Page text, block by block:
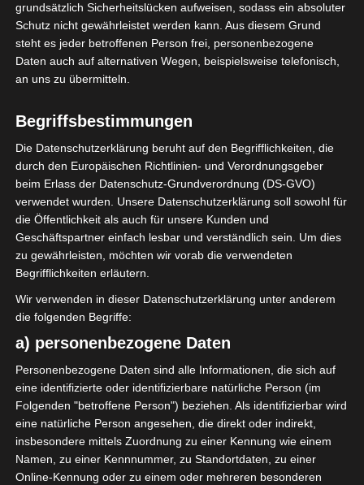
Ich habe zauberhafte Servietten
mit kleinen Häschen und
Blumen von Maileg* entdeckt,
die in der Osterzeit bestimmt
ganz hübsch auf der Kaffeetafel
aussehen werden.
Die süßen Motive wollte ich aber
noch anderweitig zu Geltung
bringen und so kam mir die
Idee, die hübschen Servietten-
Motive auf Kerzen in altrose zu
kleben.
grundsätzlich Sicherheitslücken aufweisen, sodass ein absoluter
Schutz nicht gewährleistet werden kann. Aus diesem Grund
steht es jeder betroffenen Person frei, personenbezogene
Daten auch auf alternativen Wegen, beispielsweise telefonisch,
an uns zu übermitteln.
Begriffsbestimmungen
Die Datenschutzerklärung beruht auf den Begrifflichkeiten, die
durch den Europäischen Richtlinien- und Verordnungsgeber
beim Erlass der Datenschutz-Grundverordnung (DS-GVO)
verwendet wurden. Unsere Datenschutzerklärung soll sowohl für
die Öffentlichkeit als auch für unsere Kunden und
Geschäftspartner einfach lesbar und verständlich sein. Um dies
zu gewährleisten, möchten wir vorab die verwendeten
Begrifflichkeiten erläutern.
Wir verwenden in dieser Datenschutzerklärung unter anderem
die folgenden Begriffe:
a) personenbezogene Daten
Personenbezogene Daten sind alle Informationen, die sich auf
eine identifizierte oder identifizierbare natürliche Person (im
Folgenden "betroffene Person") beziehen. Als identifizierbar wird
eine natürliche Person angesehen, die direkt oder indirekt,
insbesondere mittels Zuordnung zu einer Kennung wie einem
Namen, zu einer Kennnummer, zu Standortdaten, zu einer
Online-Kennung oder zu einem oder mehreren besonderen